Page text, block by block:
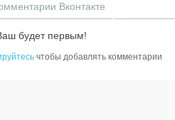
Вконтакте
будет первым!
чтобы добавлять комментарии